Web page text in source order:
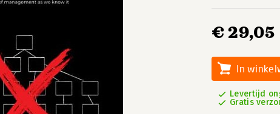
€ 29,05
In
Levertijd
Gratis